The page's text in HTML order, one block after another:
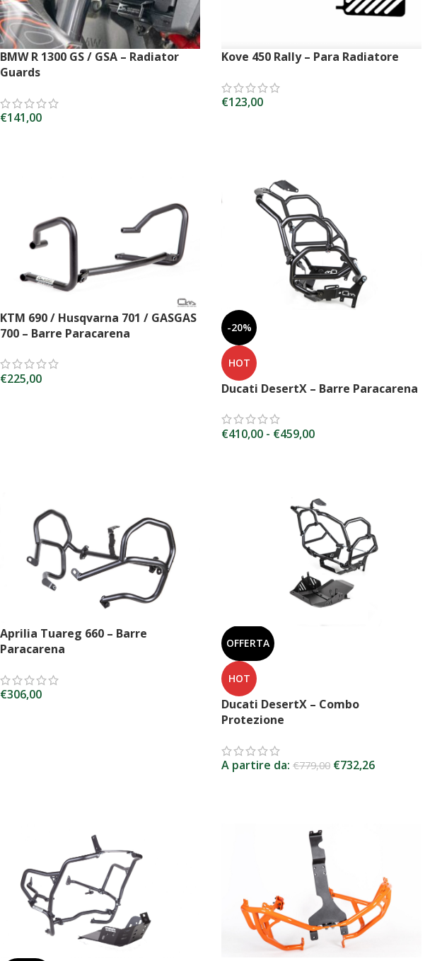
BMW R 1300 GS / GSA – Radiator
Guards
€141,00
Kove 450 Rally – Para Radiatore
€123,00
KTM 690 / Husqvarna 701 / GASGAS
700 – Barre Paracarena
€225,00
-20%
HOT
Ducati DesertX – Barre Paracarena
€410,00 - €459,00
Aprilia Tuareg 660 – Barre
Paracarena
€306,00
OFFERTA
HOT
Ducati DesertX – Combo
Protezione
A partire da: €779,00 €732,26